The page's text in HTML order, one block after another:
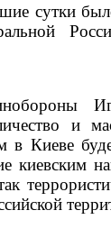
сутки
и
в Киеве
киевским